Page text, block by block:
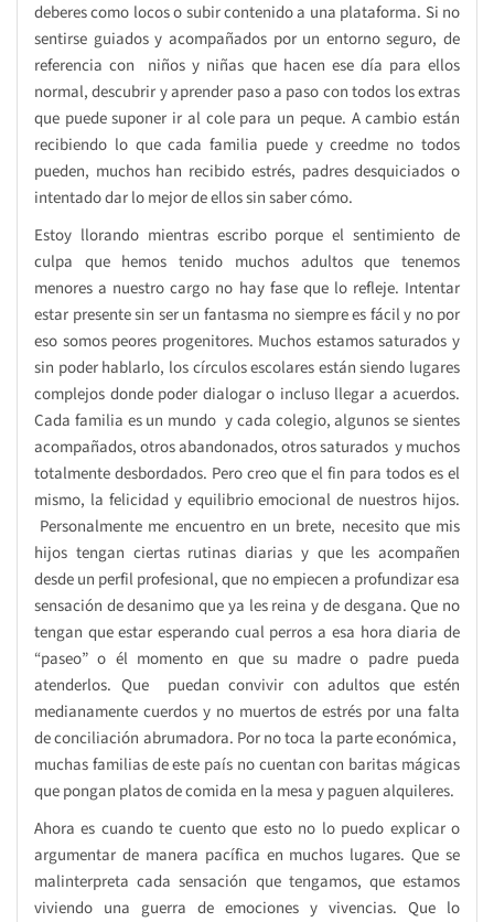
deberes como locos o subir contenido a una plataforma. Si no
sentirse guiados y acompañados por un entorno seguro, de
referencia con niños y niñas que hacen ese día para ellos
normal, descubrir y aprender paso a paso con todos los extras
que puede suponer ir al cole para un peque. A cambio están
recibiendo lo que cada familia puede y creedme no todos
pueden, muchos han recibido estrés, padres desquiciados o
intentado dar lo mejor de ellos sin saber cómo.
Estoy llorando mientras escribo porque el sentimiento de
culpa que hemos tenido muchos adultos que tenemos
menores a nuestro cargo no hay fase que lo refleje. Intentar
estar presente sin ser un fantasma no siempre es fácil y no por
eso somos peores progenitores. Muchos estamos saturados y
sin poder hablarlo, los círculos escolares están siendo lugares
complejos donde poder dialogar o incluso llegar a acuerdos.
Cada familia es un mundo y cada colegio, algunos se sientes
acompañados, otros abandonados, otros saturados y muchos
totalmente desbordados. Pero creo que el fin para todos es el
mismo, la felicidad y equilibrio emocional de nuestros hijos.
Personalmente me encuentro en un brete, necesito que mis
hijos tengan ciertas rutinas diarias y que les acompañen
desde un perfil profesional, que no empiecen a profundizar esa
sensación de desanimo que ya les reina y de desgana. Que no
tengan que estar esperando cual perros a esa hora diaria de
“paseo” o él momento en que su madre o padre pueda
atenderlos. Que puedan convivir con adultos que estén
medianamente cuerdos y no muertos de estrés por una falta
de conciliación abrumadora. Por no toca la parte económica,
muchas familias de este país no cuentan con baritas mágicas
que pongan platos de comida en la mesa y paguen alquileres.
Ahora es cuando te cuento que esto no lo puedo explicar o
argumentar de manera pacífica en muchos lugares. Que se
malinterpreta cada sensación que tengamos, que estamos
viviendo una guerra de emociones y vivencias. Que lo